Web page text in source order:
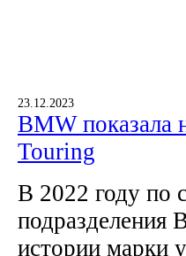
23.12.2023
BMW показала
Touring
В 2022 году по
подразделения
истории марки